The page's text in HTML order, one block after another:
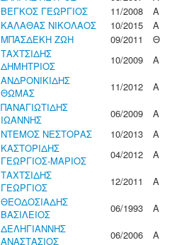
ΒΕΓΚΟΣ ΓΕΩΡΓΙΟΣ 11/2008
Α
ΚΑΛΑΘΑΣ ΝΙΚΟΛΑΟΣ 10/2015
Α
ΜΠΑΣΔΕΚΗ ΖΩΗ 09/2011
Θ
ΤΑΧΤΣΙΔΗΣ
ΔΗΜΗΤΡΙΟΣ
10/2009
Α
ΑΝΔΡΟΝΙΚΙΔΗΣ
ΘΩΜΑΣ
11/2012
Α
ΠΑΝΑΓΙΩΤΙΔΗΣ
ΙΩΑΝΝΗΣ
06/2009
Α
ΝΤΕΜΟΣ ΝΕΣΤΟΡΑΣ 10/2013
Α
ΚΑΣΤΟΡΙΔΗΣ
ΓΕΩΡΓΙΟΣ-ΜΑΡΙΟΣ
04/2012
Α
ΤΑΧΤΣΙΔΗΣ
ΓΕΩΡΓΙΟΣ
12/2011
Α
ΘΕΟΔΟΣΙΑΔΗΣ
ΒΑΣΙΛΕΙΟΣ
06/1993
Α
ΔΕΛΗΓΙΑΝΝΗΣ
ΑΝΑΣΤΑΣΙΟΣ
06/2006
Α